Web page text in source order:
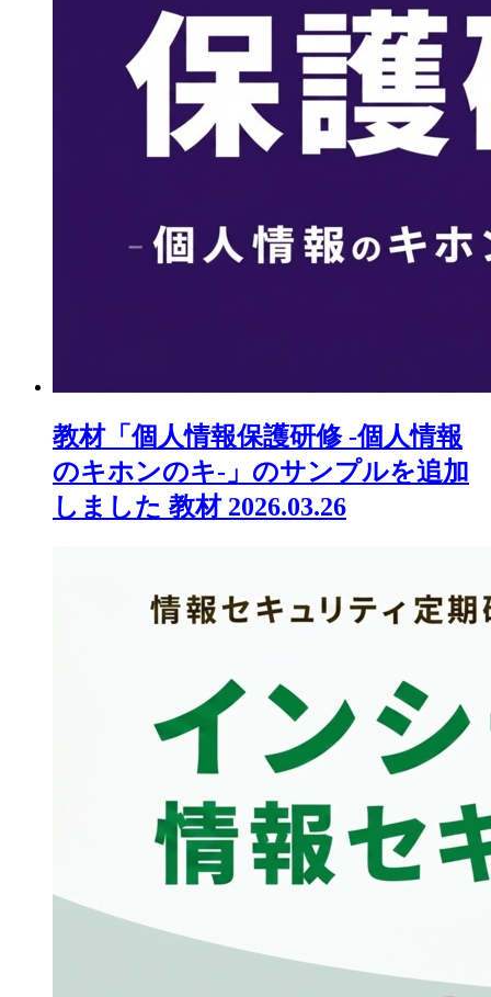
教材「個人情報保護研修 ‐個人情報
のキホンのキ‐」のサンプルを追加
しました 教材 2026.03.26